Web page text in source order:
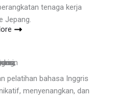
tenaga kerja
Jepang.
pelatihan bahasa Inggris
menyenangkan, dan